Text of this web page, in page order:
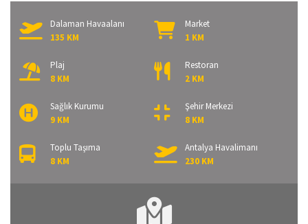
Dalaman Havaalanı
135 KM
Market
1 KM
Plaj
8 KM
Restoran
2 KM
Sağlık Kurumu
9 KM
Şehir Merkezi
8 KM
Toplu Taşıma
8 KM
Antalya Havalimanı
230 KM